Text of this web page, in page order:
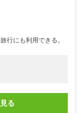
行にも利用できる。
る